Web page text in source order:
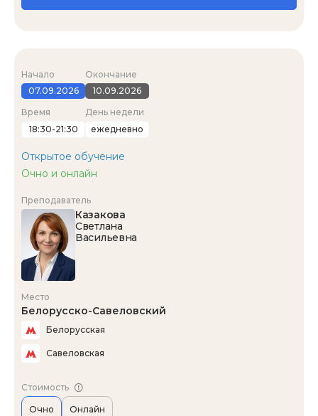
Начало
07.09.2026
Окончание
10.09.2026
Время
18:30-21:30
День недели
ежедневно
Открытое обучение
Очно и онлайн
Преподаватель
Казакова
Светлана
Васильевна
Место
Белорусско-Савеловский
Белорусская
Савеловская
Стоимость
Очно Онлайн